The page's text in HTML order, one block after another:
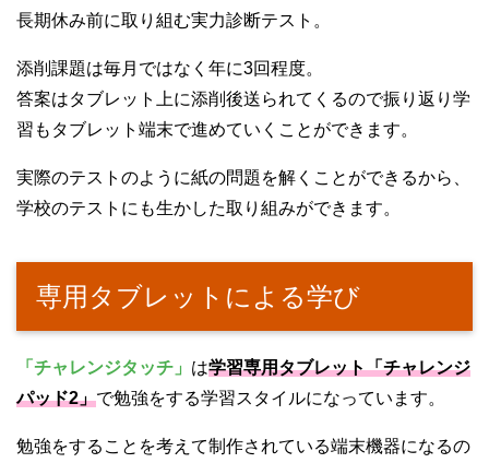
長期休み前に取り組む実力診断テスト。
添削課題は毎月ではなく年に3回程度。
答案はタブレット上に添削後送られてくるので振り返り学
習もタブレット端末で進めていくことができます。
実際のテストのように紙の問題を解くことができるから、
学校のテストにも生かした取り組みができます。
専用タブレットによる学び
「チャレンジタッチ」 は学習専用タブレット「チャレンジ
パッド2」で勉強をする学習スタイルになっています。
勉強をすることを考えて制作されている端末機器になるの